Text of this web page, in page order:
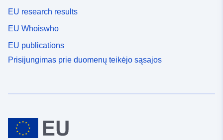
EU research results
EU Whoiswho
EU publications
Prisijungimas prie duomenų teikėjo sąsajos